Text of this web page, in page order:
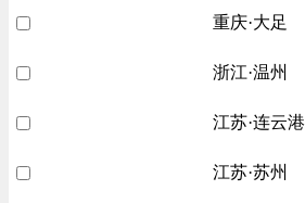
重庆·大足
浙江·温州
江苏·连云港
江苏·苏州